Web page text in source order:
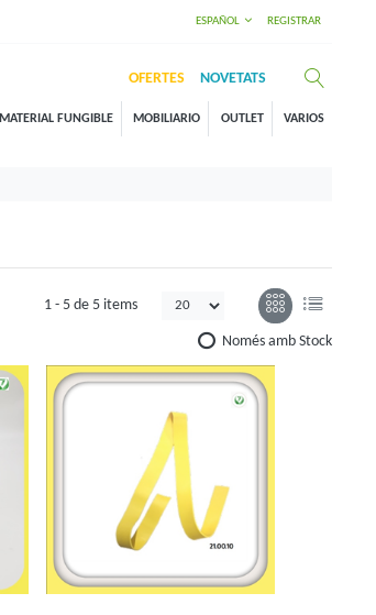
ESPAÑOL REGISTRAR
OFERTES NOVETATS
MATERIAL FUNGIBLE MOBILIARIO OUTLET VARIOS
1 - 5 de 5 items
Només amb Stock